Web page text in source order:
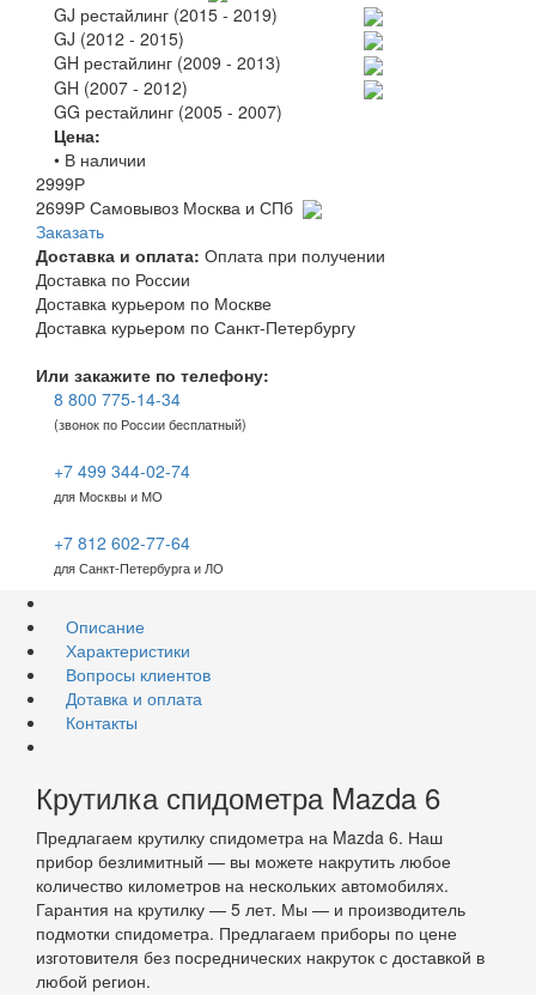
GJ рестайлинг (2015 - 2019)
GJ (2012 - 2015)
GH рестайлинг (2009 - 2013)
GH (2007 - 2012)
GG рестайлинг (2005 - 2007)
Цена:
• В наличии
2999Р
2699Р Самовывоз Москва и СПб
Заказать
Доставка и оплата: Оплата при получении
Доставка по России
Доставка курьером по Москве
Доставка курьером по Санкт-Петербургу
Или закажите по телефону:
8 800 775-14-34
(звонок по России бесплатный)
+7 499 344-02-74
для Москвы и МО
+7 812 602-77-64
для Санкт-Петербурга и ЛО
Описание
Характеристики
Вопросы клиентов
Дотавка и оплата
Контакты
Крутилка спидометра Mazda 6
Предлагаем крутилку спидометра на Mazda 6. Наш
прибор безлимитный — вы можете накрутить любое
количество километров на нескольких автомобилях.
Гарантия на крутилку — 5 лет. Мы — и производитель
подмотки спидометра. Предлагаем приборы по цене
изготовителя без посреднических накруток с доставкой в
любой регион.